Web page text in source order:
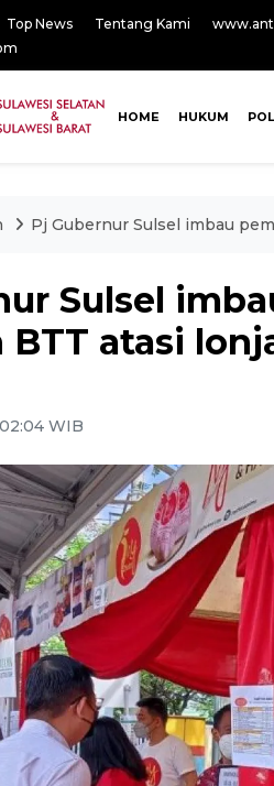
Top News Tentang Kami
HOME HUKUM
Pj Gubernur Sulsel imbau
Sulsel
BTT atasi
WIB